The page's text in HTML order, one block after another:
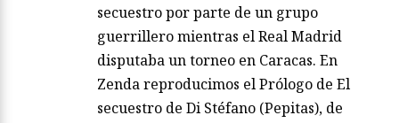
secuestro por parte de un grupo
guerrillero mientras el Real Madrid
disputaba un torneo en Caracas. En
Zenda reproducimos el Prólogo de El
secuestro de Di Stéfano (Pepitas), de